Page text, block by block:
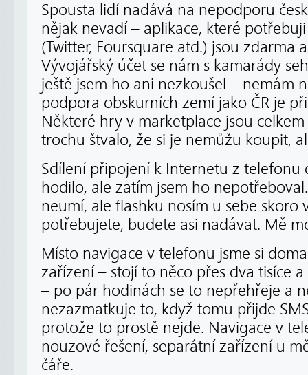
Spousta lidí nadává na nepodporu
nějak nevadí – aplikace, které
(Twitter, Foursquare atd.) jsou zdarma
Vývojářský účet se nám s kamarády
ještě jsem ho ani nezkoušel – nemám
podpora obskurních zemí jako ČR je
Některé hry v marketplace jsou
trochu štvalo, že si je nemůžu koupit,
Sdílení připojení k Internetu z telefonu
hodilo, ale zatím jsem ho
neumí, ale flashku nosím u sebe skoro
potřebujete, budete asi nadávat. Mě
Místo navigace v telefonu jsme si
zařízení – stojí to něco přes dva tisíce
– po pár hodinách se to nepřehřeje a
nezazmatkuje to, když tomu přijde
protože to prostě nejde. Navigace v
nouzové řešení, separátní zařízení u
čáře.